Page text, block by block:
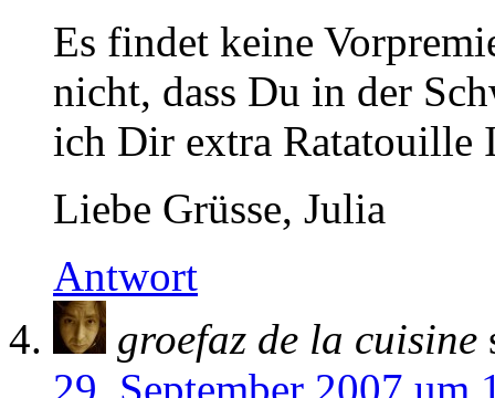
Es findet keine
nicht, dass Du in der
ich Dir extra Ratatouille
Liebe Grüsse, Julia
Antwort
groefaz de la cuisine